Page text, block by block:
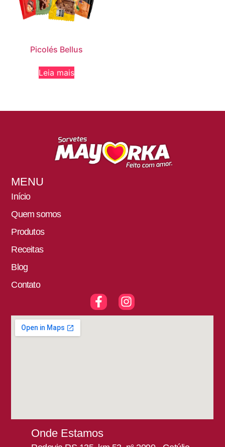
Picolés Bellus
Leia mais
MENU
Início
Quem somos
Produtos
Receitas
Blog
Contato
Onde Estamos